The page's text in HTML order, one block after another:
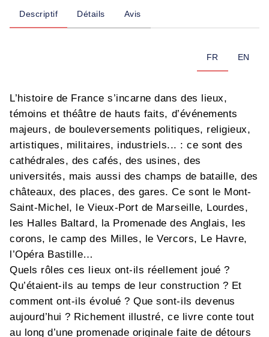
Descriptif Détails Avis
FR EN
L’histoire de France s’incarne dans des lieux,
témoins et théâtre de hauts faits, d’événements
majeurs, de bouleversements politiques, religieux,
artistiques, militaires, industriels... : ce sont des
cathédrales, des cafés, des usines, des
universités, mais aussi des champs de bataille, des
châteaux, des places, des gares. Ce sont le Mont-
Saint-Michel, le Vieux-Port de Marseille, Lourdes,
les Halles Baltard, la Promenade des Anglais, les
corons, le camp des Milles, le Vercors, Le Havre,
l’Opéra Bastille…
Quels rôles ces lieux ont-ils réellement joué ?
Qu’étaient-ils au temps de leur construction ? Et
comment ont-ils évolué ? Que sont-ils devenus
aujourd’hui ? Richement illustré, ce livre conte tout
au long d’une promenade originale faite de détours